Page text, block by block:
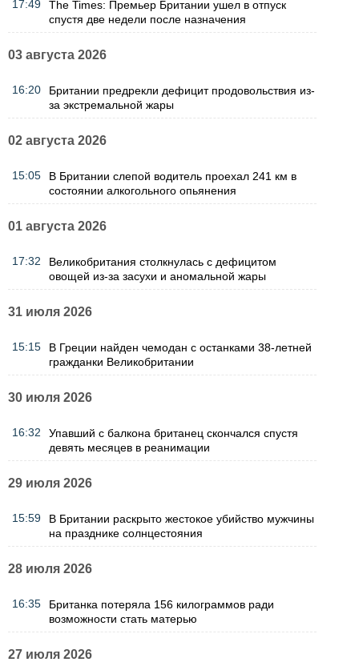
17:49
The Times: Премьер Британии ушел в отпуск
спустя две недели после назначения
03 августа 2026
16:20
Британии предрекли дефицит продовольствия из-
за экстремальной жары
02 августа 2026
15:05
В Британии слепой водитель проехал 241 км в
состоянии алкогольного опьянения
01 августа 2026
17:32
Великобритания столкнулась с дефицитом
овощей из-за засухи и аномальной жары
31 июля 2026
15:15
В Греции найден чемодан с останками 38-летней
гражданки Великобритании
30 июля 2026
16:32
Упавший с балкона британец скончался спустя
девять месяцев в реанимации
29 июля 2026
15:59
В Британии раскрыто жестокое убийство мужчины
на празднике солнцестояния
28 июля 2026
16:35
Британка потеряла 156 килограммов ради
возможности стать матерью
27 июля 2026